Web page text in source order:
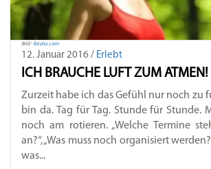
Bild: fotolia.com
12. Januar 2016 / Erlebt
ICH BRAUCHE LUFT ZUM ATMEN!
Zurzeit habe ich das Gefühl nur noch zu
bin da. Tag für Tag. Stunde für Stunde.
noch am rotieren. „Welche Termine
an?“, „Was muss noch organisiert
was...